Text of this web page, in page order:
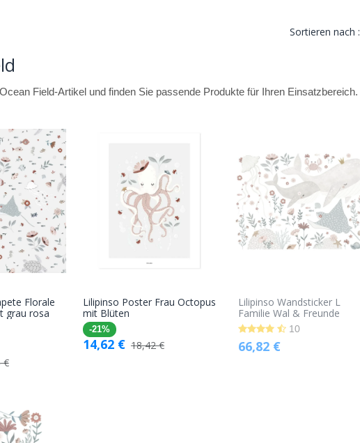
Sortieren nach :
Field-Artikel und finden Sie passende Produkte für Ihren Einsatzbereich.
Florale
grau rosa
€
Lilipinso Poster Frau Octopus
mit Blüten
-21%
14,62€ 18,42€
Lilipinso Wandsticker L
Familie Wal & Freunde
10
66,82 €